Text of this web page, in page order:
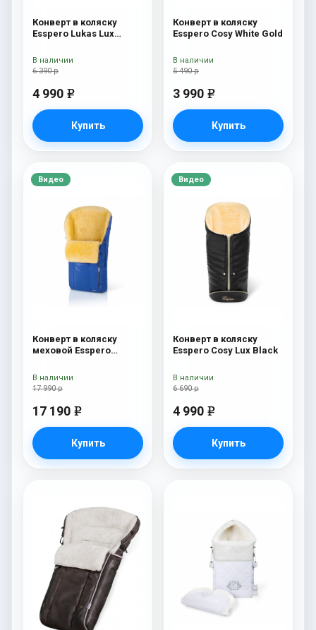
Конверт в коляску
Esspero Lukas Lux
шерсть) Brown
6 390 р
4 990 e
Купить
В наличии
Конверт в коляску
Esspero Cosy White Gold
5 490 р
3 990 e
Купить
В наличии
Видео
Конверт в коляску
меховой Esspero
(натуральная овчина)
Sky
17 990 р
17 190 e
Купить
В наличии
Видео
Конверт в коляску
Esspero Cosy Lux Black
6 690 р
4 990 e
Купить
В наличии